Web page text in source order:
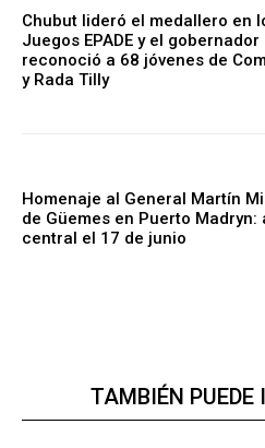
Chubut lideró el medallero en
Juegos EPADE y el gobernador
reconoció a 68 jóvenes de
y Rada Tilly
Homenaje al General Martín
de Güemes en Puerto Madryn:
central el 17 de junio
TAMBIÉN PUEDE